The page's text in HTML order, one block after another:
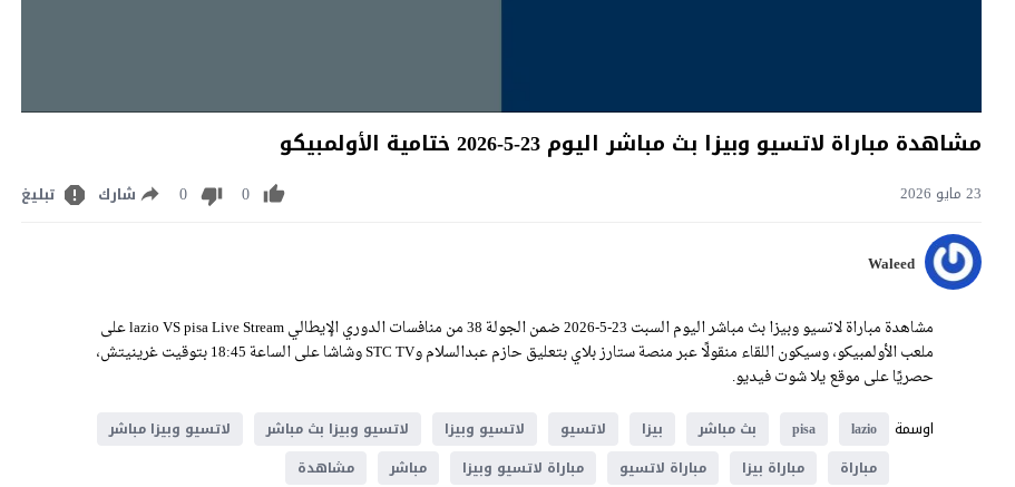
مشاهدة مباراة لاتسيو وبيزا بث مباشر اليوم 23-5-2026 ختامية الأولمبيكو
23 مايو 2026 0
0 شارك تبليغ
Waleed
مشاهدة مباراة لاتسيو وبيزا بث مباشر اليوم السبت 23-5-2026 ضمن الجولة 38 من منافسات الدوري الإيطالي lazio VS pisa Live Stream على
ملعب الأولمبيكو، وسيكون اللقاء منقولًا عبر منصة ستارز بلاي بتعليق حازم عبدالسلام وSTC TV وشاشا على الساعة 18:45 بتوقيت غرينيتش،
حصريًا على موقع يلا شوت فيديو.
اوسمة
lazio
pisa بث مباشر بيزا لاتسيو لاتسيو وبيزا لاتسيو وبيزا بث مباشر
لاتسيو وبيزا مباشر
مباراة
مباراة بيزا مباراة لاتسيو مباراة لاتسيو وبيزا مباشر مشاهدة